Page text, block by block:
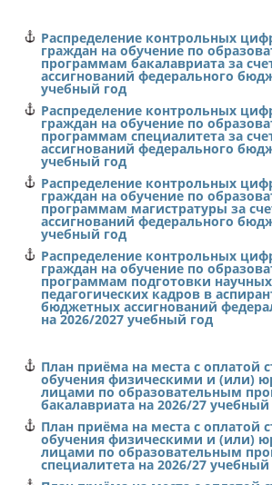
1
26.05.06
Эксплуатация судовых
Эксплуатация главной судовой
установки
заочная
277034
1
федеральное бюджетное
"Администрация Волго-
внутренних водных
1
26.05.06
Эксплуатация судовых
Эксплуатация главной судовой
Распределение контрольных
граждан на обучение по
программам бакалавриатаза
ассигнований федерального
учебный год
Распределение контрольных
граждан на обучение по
программам специалитетаза
ассигнований федерального
учебный год
Распределение контрольных
граждан на обучение по
программам магистратуры за
ассигнований федерального
учебный год
Распределение контрольных
граждан на обучение по
программам подготовки
педагогических кадров в
бюджетных ассигнований
на 2026/2027 учебный год
План приёма на места с оплатой
обучения физическими и (или)
лицами по образовательным
бакалавриата на 2026/27 учебный
План приёма на места с оплатой
обучения физическими и (или)
лицами по образовательным
специалитета на 2026/27 учебный